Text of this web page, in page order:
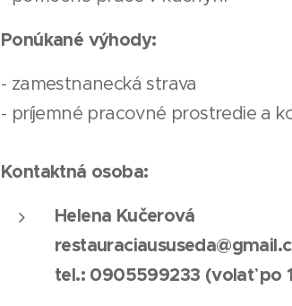
Ponúkané výhody:
- zamestnanecká strava
- príjemné pracovné prostredie a
Kontaktná osoba:
Helena Kučerová
tel.: 0905599233 (volať po